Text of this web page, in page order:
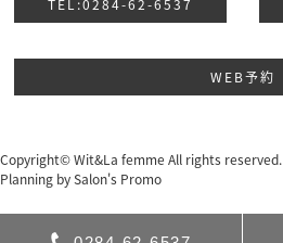
TEL:0284-62-6537
WEB予約
Copyright© Wit&La femme All rights reserved.
Planning bySalon's Promo